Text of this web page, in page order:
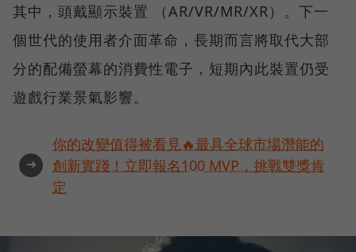
其中，頭戴顯示裝置 （AR/VR/MR/XR）。下一
個世代的使用者介面革命，長期而言將取代大部
分的配備螢幕的消費性電子，短期內此裝置仍受
遊戲行業景氣影響。
➜
你的改變值得被看見🔥最具全球市場潛能的
創新實踐！立即報名100 MVP，挑戰雙獎肯
定